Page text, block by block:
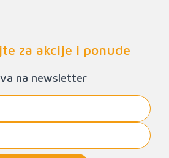
za akcije i ponude
na newsletter